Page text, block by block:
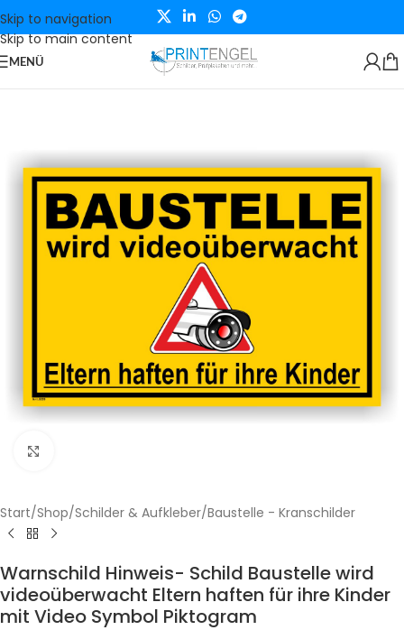
Skip to navigation
Skip to main content
MENÜ
Start/Shop/Schilder & Aufkleber/Baustelle - Kranschilder
Warnschild Hinweis- Schild Baustelle wird
videoüberwacht Eltern haften für ihre Kinder
mit Video Symbol Piktogram